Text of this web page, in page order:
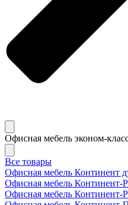
Офисная мебель эконом-
Все товары
Офисная мебель Континент
Офисная мебель Континент-
Офисная мебель Континент-